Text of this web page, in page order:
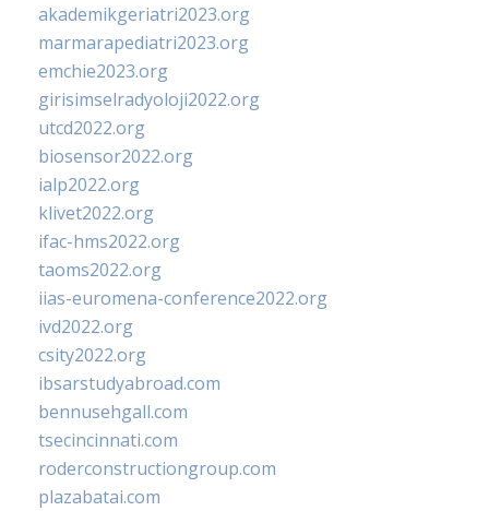
akademikgeriatri2023.org
marmarapediatri2023.org
emchie2023.org
girisimselradyoloji2022.org
utcd2022.org
biosensor2022.org
ialp2022.org
klivet2022.org
ifac-hms2022.org
taoms2022.org
iias-euromena-conference2022.org
ivd2022.org
csity2022.org
ibsarstudyabroad.com
bennusehgall.com
tsecincinnati.com
roderconstructiongroup.com
plazabatai.com